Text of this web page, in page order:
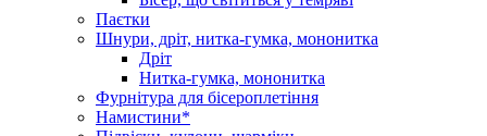
Паєтки
Шнури, дріт, нитка-гумка, мононитка
Дріт
Нитка-гумка, мононитка
Фурнітура для бісероплетіння
Намистини*